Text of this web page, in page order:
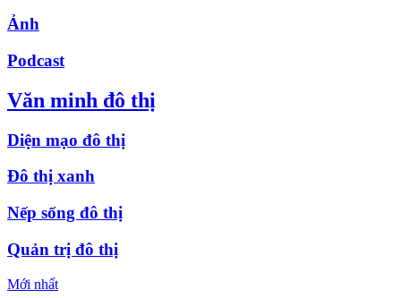
Ảnh
Podcast
Văn minh đô thị
Diện mạo đô thị
Đô thị xanh
Nếp sống đô thị
Quản trị đô thị
Mới nhất